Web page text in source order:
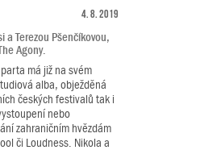
4. 8. 2019
a Terezou Pšenčíkovou,
Agony.
má již na svém
alba, obježděná
českých festivalů tak i
nebo
zahraničním hvězdám
či Loudness. Nikola a